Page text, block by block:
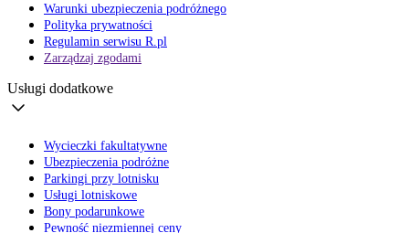
Warunki ubezpieczenia podróżnego
Polityka prywatności
Regulamin serwisu R.pl
Zarządzaj zgodami
Usługi dodatkowe
Wycieczki fakultatywne
Ubezpieczenia podróżne
Parkingi przy lotnisku
Usługi lotniskowe
Bony podarunkowe
Pewność niezmiennej ceny